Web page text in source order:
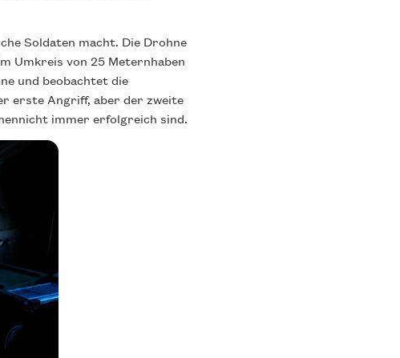
Soldaten macht. Die Drohne
Umkreis von 25 Meternhaben
und beobachtet die
erste Angriff, aber der zweite
immer erfolgreich sind.